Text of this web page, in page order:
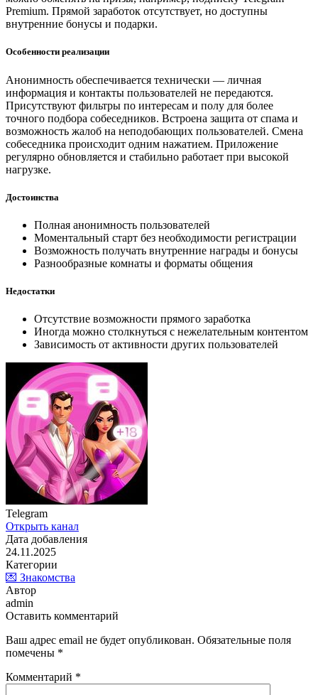
Premium. Прямой заработок отсутствует, но доступны
внутренние бонусы и подарки.
Особенности реализации
Анонимность обеспечивается технически — личная
информация и контакты пользователей не передаются.
Присутствуют фильтры по интересам и полу для более
точного подбора собеседников. Встроена защита от спама и
возможность жалоб на неподобающих пользователей. Смена
собеседника происходит одним нажатием. Приложение
регулярно обновляется и стабильно работает при высокой
нагрузке.
Достоинства
Полная анонимность пользователей
Моментальный старт без необходимости регистрации
Возможность получать внутренние награды и бонусы
Разнообразные комнаты и форматы общения
Недостатки
Отсутствие возможности прямого заработка
Иногда можно столкнуться с нежелательным контентом
Зависимость от активности других пользователей
Telegram
Открыть канал
Дата добавления
24.11.2025
Категории
💌 Знакомства
Автор
admin
Оставить комментарий
Ваш адрес email не будет опубликован. Обязательные поля
помечены *
Комментарий *